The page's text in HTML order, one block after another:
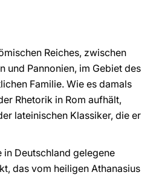
Reiches, zwischen
und Pannonien, im Gebiet des
Familie. Wie es damals
Rhetorik in Rom aufhält,
lateinischen Klassiker, die er
in Deutschland gelegene
das vom heiligen Athanasius